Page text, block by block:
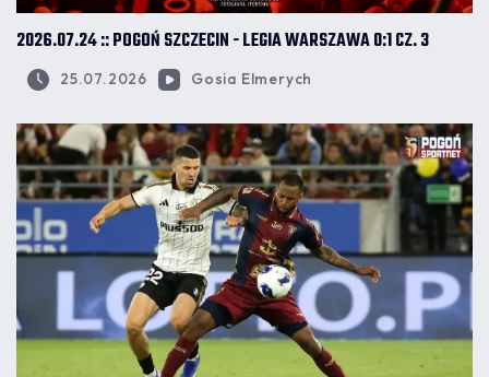
2026.07.24 :: POGOŃ SZCZECIN - LEGIA WARSZAWA 0:1 CZ. 3
25.07.2026 Gosia Elmerych